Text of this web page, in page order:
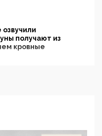
получают из
кровные
России, но